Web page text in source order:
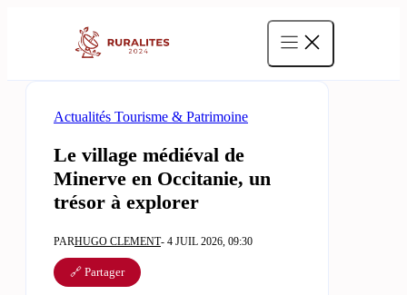
Actualités Tourisme & Patrimoine
Le village médiéval de
Minerve en Occitanie, un
trésor à explorer
PARHUGO CLEMENT- 4 JUIL 2026, 09:30
🔗 Partager